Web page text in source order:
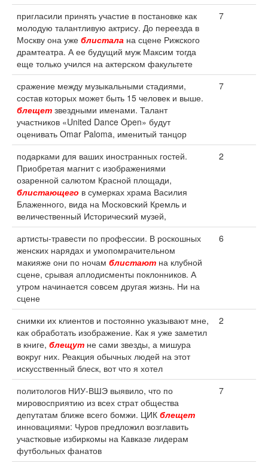
пригласили принять участие в постановке как
молодую талантливую актрису. До переезда в
Москву она уже блистала на сцене Рижского
драмтеатра. А ее будущий муж Максим тогда
еще только учился на актерском факультете
7
сражение между музыкальными стадиями,
состав которых может быть 15 человек и выше.
блещет звездными именами. Талант
участников «United Dance Open» будут
оценивать Omar Paloma, именитый танцор
7
подарками для ваших иностранных гостей.
Приобретая магнит с изображениями
озаренной салютом Красной площади,
блистающего в сумерках храма Василия
Блаженного, вида на Московский Кремль и
величественный Исторический музей,
2
артисты-травести по профессии. В роскошных
женских нарядах и умопомрачительном
макияже они по ночам блистают на клубной
сцене, срывая аплодисменты поклонников. А
утром начинается совсем другая жизнь. Ни на
сцене
6
снимки их клиентов и постоянно указывают мне,
как обработать изображение. Как я уже заметил
в книге, блещут не сами звезды, а мишура
вокруг них. Реакция обычных людей на этот
искусственный блеск, вот что я хотел
2
политологов НИУ-ВШЭ выявило, что по
мировосприятию из всех страт общества
депутатам ближе всего бомжи. ЦИК блещет
инновациями: Чуров предложил возглавить
участковые избиркомы на Кавказе лидерам
футбольных фанатов
7